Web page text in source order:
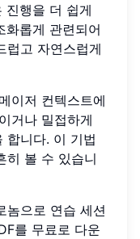
진행을 더 쉽게
화롭게 관련되어
럽고 자연스럽게
이저 컨텍스트에
거나 밀접하게
합니다. 이 기법
히 볼 수 있습니
놈으로 연습 세션
를 무료로 다운